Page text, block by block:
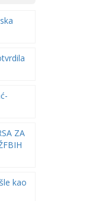
ZA
kao